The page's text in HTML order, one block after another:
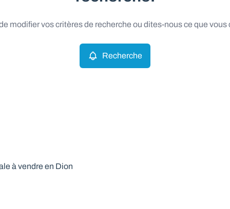
modifier vos critères de recherche ou dites-nous ce que vous
Recherche
à vendre en Dion